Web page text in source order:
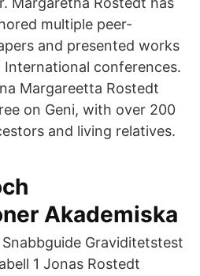
multiple peer-
and presented works
conferences.
Margareetta Rostedt
on Geni, with over 200
and living relatives.
Akademiska
Graviditetstest
1 Jonas Rostedt